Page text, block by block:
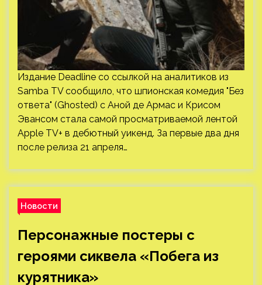
Издание Deadline со ссылкой на аналитиков из
Samba TV сообщило, что шпионская комедия "Без
ответа" (Ghosted) с Аной де Армас и Крисом
Эвансом стала самой просматриваемой лентой
Apple TV+ в дебютный уикенд. За первые два дня
после релиза 21 апреля…
Новости
Персонажные постеры с
героями сиквела «Побега из
курятника»